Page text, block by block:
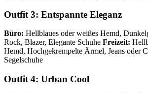
Outfit 3: Entspannte Eleganz
Büro: Hellblaues oder weißes Hemd,
Rock, Blazer, Elegante Schuhe Freizeit:
Hemd, Hochgekrempelte Ärmel, Jeans oder
Segelschuhe
Outfit 4: Urban Cool